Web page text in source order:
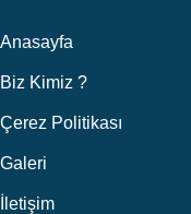
Anasayfa
Biz Kimiz ?
Çerez Politikası
Galeri
İletişim